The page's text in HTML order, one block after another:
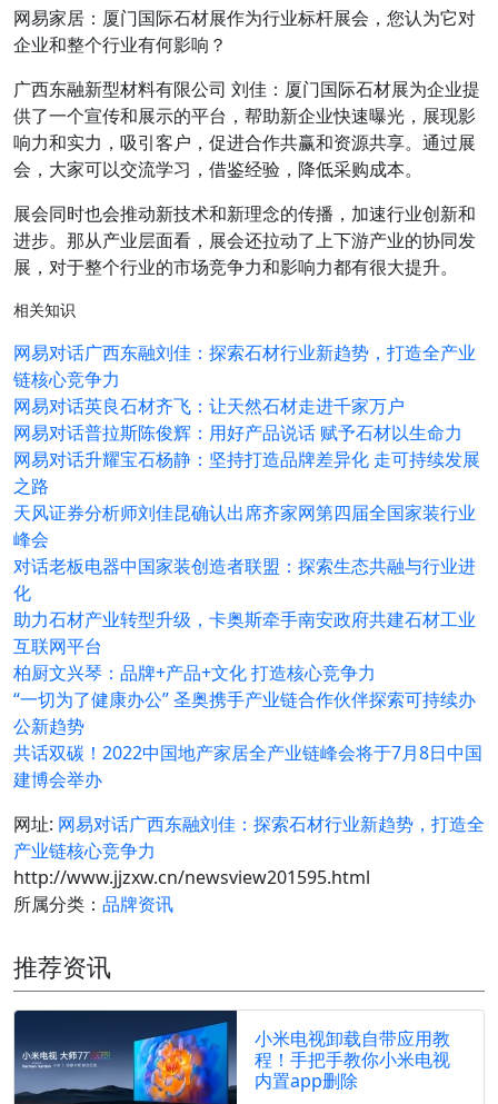
网易家居：厦门国际石材展作为行业标杆展会，您认为它对
企业和整个行业有何影响？
广西东融新型材料有限公司 刘佳：厦门国际石材展为企业提
供了一个宣传和展示的平台，帮助新企业快速曝光，展现影
响力和实力，吸引客户，促进合作共赢和资源共享。通过展
会，大家可以交流学习，借鉴经验，降低采购成本。
展会同时也会推动新技术和新理念的传播，加速行业创新和
进步。那从产业层面看，展会还拉动了上下游产业的协同发
展，对于整个行业的市场竞争力和影响力都有很大提升。
相关知识
网易对话广西东融刘佳：探索石材行业新趋势，打造全产业
链核心竞争力
网易对话英良石材齐飞：让天然石材走进千家万户
网易对话普拉斯陈俊辉：用好产品说话 赋予石材以生命力
网易对话升耀宝石杨静：坚持打造品牌差异化 走可持续发展
之路
天风证券分析师刘佳昆确认出席齐家网第四届全国家装行业
峰会
对话老板电器中国家装创造者联盟：探索生态共融与行业进
化
助力石材产业转型升级，卡奥斯牵手南安政府共建石材工业
互联网平台
柏厨文兴琴：品牌+产品+文化 打造核心竞争力
“一切为了健康办公” 圣奥携手产业链合作伙伴探索可持续办
公新趋势
共话双碳！2022中国地产家居全产业链峰会将于7月8日中国
建博会举办
网址: 网易对话广西东融刘佳：探索石材行业新趋势，打造全
产业链核心竞争力
http://www.jjzxw.cn/newsview201595.html
所属分类： 品牌资讯
推荐资讯
小米电视卸载自带应用教
程！手把手教你小米电视
内置app删除